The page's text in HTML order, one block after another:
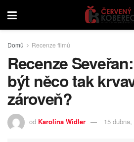
Domů Recenze filmů
Recenze
být něco tak
zároveň?
od Karolina Widler 15 dubna,